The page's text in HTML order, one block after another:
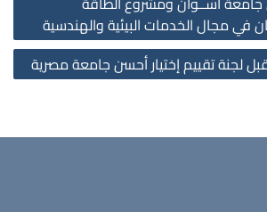
في مجال الخدمات البيئية والهندسية
لجنة تقييم إختيار أحسن جامعة مصرية